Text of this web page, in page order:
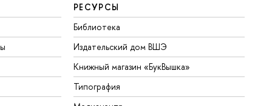
РЕСУРСЫ
Библиотека
Издательский дом ВШЭ
Книжный магазин «БукВышка»
Типография